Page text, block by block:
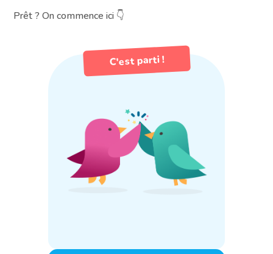
Prêt ? On commence ici 👇
C'est parti !